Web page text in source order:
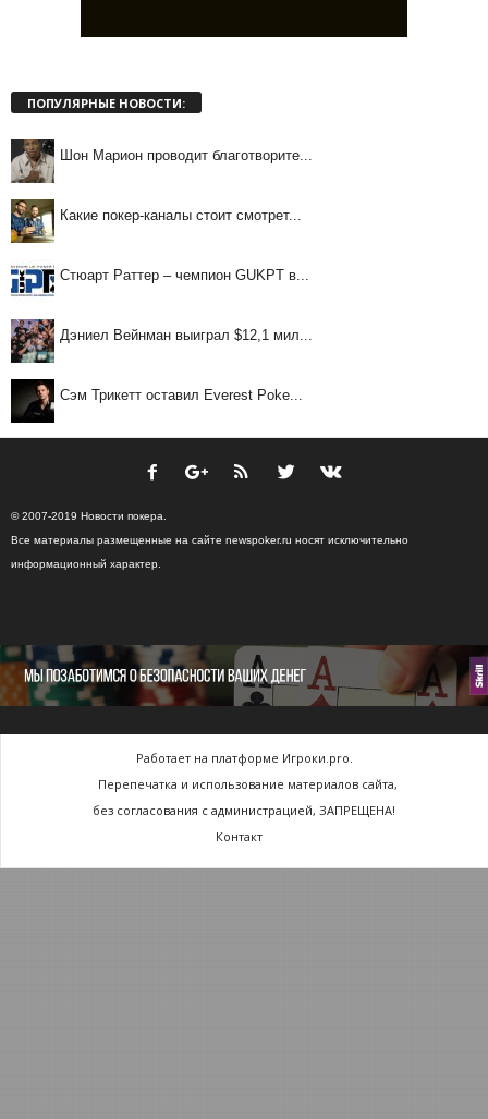
ПОПУЛЯРНЫЕ НОВОСТИ:
Шон Марион проводит благотворите...
Какие покер-каналы стоит смотрет...
Стюарт Раттер – чемпион GUKPT в...
Дэниел Вейнман выиграл $12,1 мил...
Сэм Трикетт оставил Everest Poke...
© 2007-2019 Новости покера.
Все материалы размещенные на сайте newspoker.ru носят исключительно
информационный характер.
Работает на платформе Игроки.pro.
Перепечатка и использование материалов сайта,
без согласования с администрацией, ЗАПРЕЩЕНА!
Контакт